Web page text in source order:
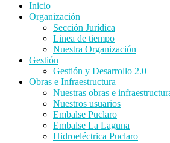
Inicio
Organización
Sección Jurídica
Linea de tiempo
Nuestra Organización
Gestión
Gestión y Desarrollo 2.0
Obras e Infraestructura
Nuestras obras e
Nuestros usuarios
Embalse Puclaro
Embalse La Laguna
Hidroeléctrica Puclaro